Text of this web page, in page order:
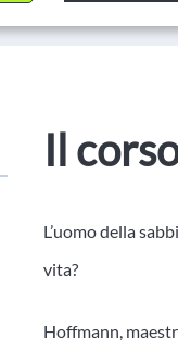
Il
L’uomo della
vita?
Hoffmann,